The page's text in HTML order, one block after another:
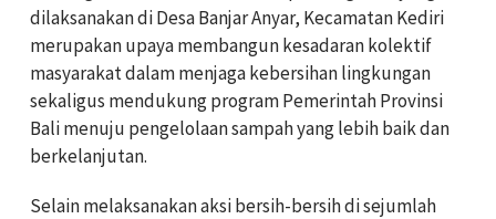
dilaksanakan di Desa Banjar Anyar, Kecamatan Kediri
merupakan upaya membangun kesadaran kolektif
masyarakat dalam menjaga kebersihan lingkungan
sekaligus mendukung program Pemerintah Provinsi
Bali menuju pengelolaan sampah yang lebih baik dan
berkelanjutan.
Selain melaksanakan aksi bersih-bersih di sejumlah